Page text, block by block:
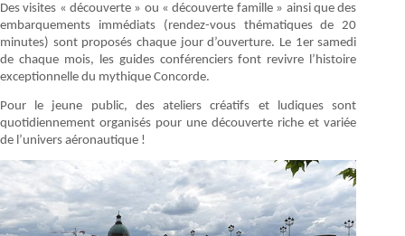
Des visites « découverte » ou « découverte famille » ainsi que des
embarquements immédiats (rendez-vous thématiques de 20
minutes) sont proposés chaque jour d’ouverture. Le 1er samedi
de chaque mois, les guides conférenciers font revivre l’histoire
exceptionnelle du mythique Concorde.
Pour le jeune public, des ateliers créatifs et ludiques sont
quotidiennement organisés pour une découverte riche et variée
de l’univers aéronautique !